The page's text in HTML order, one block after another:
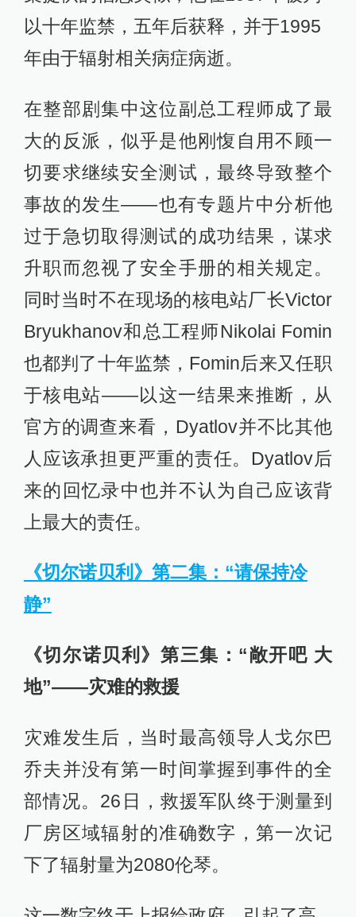
以十年监禁，五年后获释，并于1995
年由于辐射相关病症病逝。
在整部剧集中这位副总工程师成了最
大的反派，似乎是他刚愎自用不顾一
切要求继续安全测试，最终导致整个
事故的发生——也有专题片中分析他
过于急切取得测试的成功结果，谋求
升职而忽视了安全手册的相关规定。
同时当时不在现场的核电站厂长Victor
Bryukhanov和总工程师Nikolai Fomin
也都判了十年监禁，Fomin后来又任职
于核电站——以这一结果来推断，从
官方的调查来看，Dyatlov并不比其他
人应该承担更严重的责任。Dyatlov后
来的回忆录中也并不认为自己应该背
上最大的责任。
《切尔诺贝利》第二集：“请保持冷
静”
《切尔诺贝利》 第三集：“敞开吧 大
地”——灾难的救援
灾难发生后，当时最高领导人戈尔巴
乔夫并没有第一时间掌握到事件的全
部情况。26日，救援军队终于测量到
厂房区域辐射的准确数字，第一次记
下了辐射量为2080伦琴。